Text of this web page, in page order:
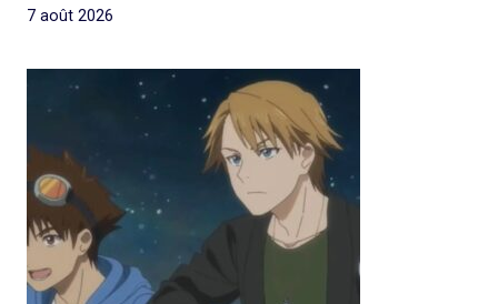
7 août 2026